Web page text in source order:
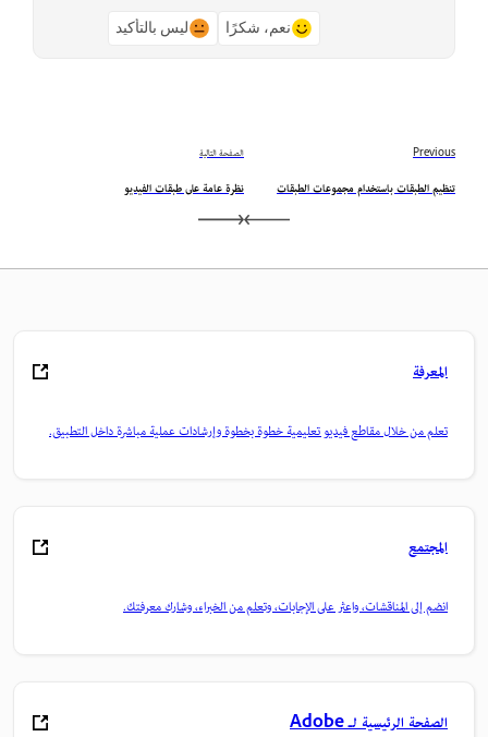
نعم، شكرًا ليس بالتأكيد
Previous
تنظيم الطبقات باستخدام مجموعات الطبقات
الصفحة التالية
نظرة عامة على طبقات الفيديو
المعرفة
تعلم من خلال مقاطع فيديو تعليمية خطوة بخطوة وإرشادات عملية مباشرة داخل التطبيق.
المجتمع
انضم إلى المناقشات، واعثر على الإجابات، وتعلم من الخبراء، وشارك معرفتك.
الصفحة الرئيسية لـ Adobe